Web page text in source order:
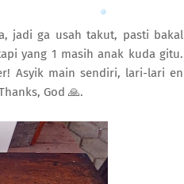
jadi ga usah takut, pasti bakal
yang 1 masih anak kuda gitu.
Asyik main sendiri, lari-lari en
God 🙏.